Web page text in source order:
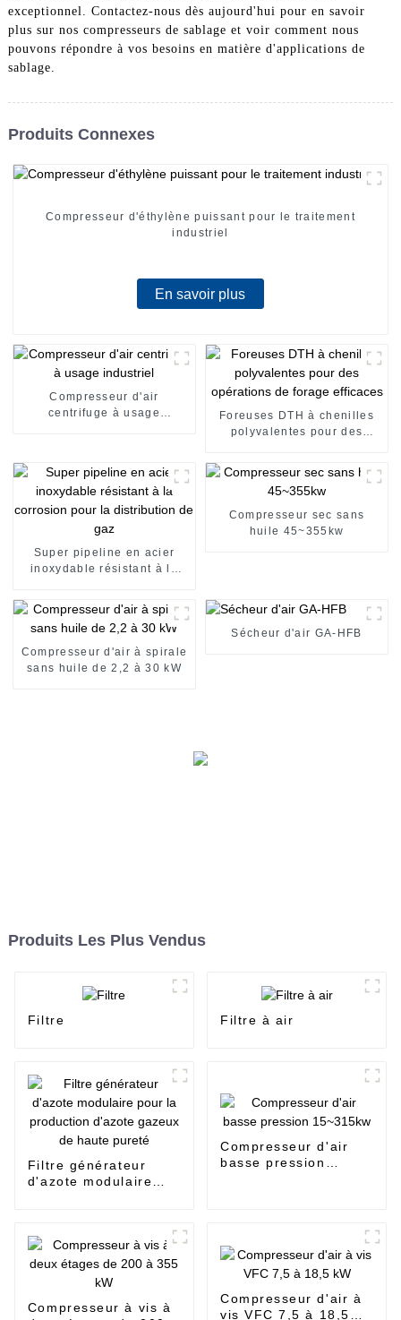
exceptionnel. Contactez-nous dès aujourd'hui pour en savoir
plus sur nos compresseurs de sablage et voir comment nous
pouvons répondre à vos besoins en matière d'applications de
sablage.
Produits Connexes
Compresseur d'éthylène puissant pour le traitement
industriel
En savoir plus
Compresseur d'air
centrifuge à usage
Foreuses DTH à chenilles
polyvalentes pour des
Super pipeline en acier
inoxydable résistant à la
Compresseur sec sans
huile 45~355kw
Compresseur d'air à spirale
sans huile de 2,2 à 30 kW
Sécheur d'air GA-HFB
Produits Les Plus Vendus
Filtre Filtre à air
Filtre générateur
d'azote modulaire
Compresseur d'air
basse pression
Compresseur à vis à
Compresseur d'air à
vis VFC 7,5 à 18,5